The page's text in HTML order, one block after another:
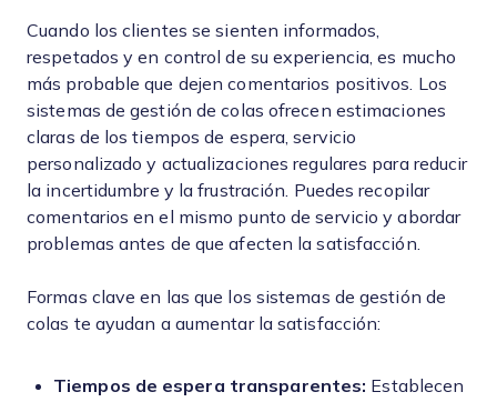
Cuando los clientes se sienten informados,
respetados y en control de su experiencia, es mucho
más probable que dejen comentarios positivos. Los
sistemas de gestión de colas ofrecen estimaciones
claras de los tiempos de espera, servicio
personalizado y actualizaciones regulares para reducir
la incertidumbre y la frustración. Puedes recopilar
comentarios en el mismo punto de servicio y abordar
problemas antes de que afecten la satisfacción.
Formas clave en las que los sistemas de gestión de
colas te ayudan a aumentar la satisfacción:
Tiempos de espera transparentes: Establecen